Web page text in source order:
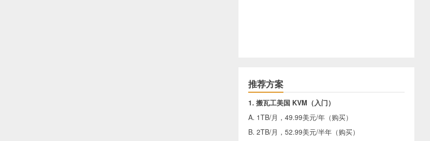
推荐方案
1. 搬瓦工美国 KVM（入门）
A. 1TB/月，49.99美元/年（购买）
B. 2TB/月，52.99美元/半年（购买）